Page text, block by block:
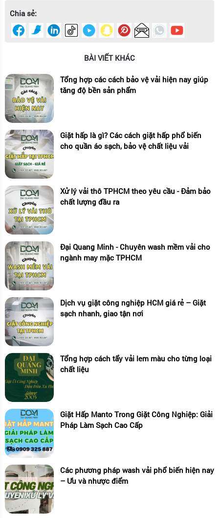
Chia sẻ:
BÀI VIẾT KHÁC
Tổng hợp các cách bảo vệ vải hiện nay giúp
tăng độ bền sản phẩm
Giặt hấp là gì? Các cách giặt hấp phổ biến
cho quần áo sạch, bảo vệ chất liệu vải
Xử lý vải thô TPHCM theo yêu cầu - Đảm bảo
chất lượng đầu ra
Đại Quang Minh - Chuyên wash mềm vải cho
ngành may mặc TPHCM
Dịch vụ giặt công nghiệp HCM giá rẻ – Giặt
sạch nhanh, giao tận nơi
Tổng hợp cách tẩy vải lem màu cho từng loại
chất liệu
Giặt Hấp Manto Trong Giặt Công Nghiệp: Giải
Pháp Làm Sạch Cao Cấp
Các phương pháp wash vải phổ biến hiện nay
– Ưu và nhược điểm